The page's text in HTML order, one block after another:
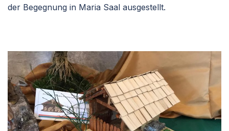
der Begegnung in Maria Saal ausgestellt.